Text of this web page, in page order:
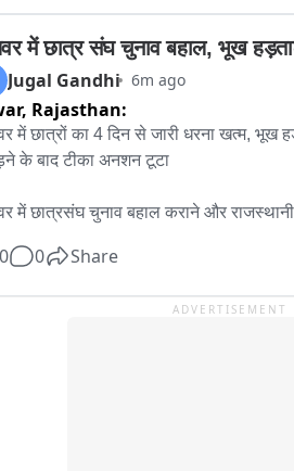
में छात्र संघ चुनाव बहाल, भूख
Jugal Gandhi 6m ago
Rajasthan:
में छात्रों का 4 दिन से जारी धरना खत्म, भूख
के बाद टीका अनशन टूटा
में छात्रसंघ चुनाव बहाल कराने और राजस्थानी
धरना गुरुवार को समाप्त हो गया।
0 0 Share
ADVERTISEMENT